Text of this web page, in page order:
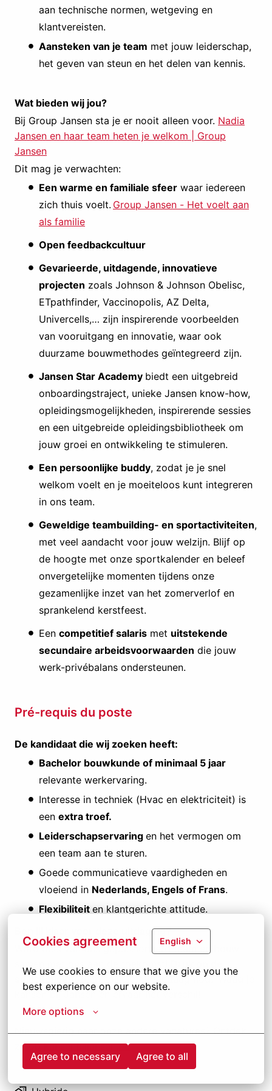
Cookies agreement English
We use cookies to ensure that we give you the
best experience on our website.
More options
Agree to necessary Agree to all
aan technische normen, wetgeving en
klantvereisten.
Aansteken van je team met jouw leiderschap,
het geven van steun en het delen van kennis.
Wat bieden wij jou?
Bij Group Jansen sta je er nooit alleen voor. Nadia
Jansen en haar team heten je welkom | Group
Jansen
Dit mag je verwachten:
Een warme en familiale sfeer waar iedereen
zich thuis voelt. Group Jansen - Het voelt aan
als familie
Open feedbackcultuur
Gevarieerde, uitdagende, innovatieve
projecten zoals Johnson & Johnson Obelisc,
ETpathfinder, Vaccinopolis, AZ Delta,
Univercells,… zijn inspirerende voorbeelden
van vooruitgang en innovatie, waar ook
duurzame bouwmethodes geïntegreerd zijn.
Jansen Star Academy biedt een uitgebreid
onboardingstraject, unieke Jansen know-how,
opleidingsmogelijkheden, inspirerende sessies
en een uitgebreide opleidingsbibliotheek om
jouw groei en ontwikkeling te stimuleren.
Een persoonlijke buddy, zodat je je snel
welkom voelt en je moeiteloos kunt integreren
in ons team.
Geweldige teambuilding- en sportactiviteiten,
met veel aandacht voor jouw welzijn. Blijf op
de hoogte met onze sportkalender en beleef
onvergetelijke momenten tijdens onze
gezamenlijke inzet van het zomerverlof en
sprankelend kerstfeest.
Een competitief salaris met uitstekende
secundaire arbeidsvoorwaarden die jouw
werk-privébalans ondersteunen.
Pré-requis du poste
De kandidaat die wij zoeken heeft:
Bachelor bouwkunde of minimaal 5 jaar
relevante werkervaring.
Interesse in techniek (Hvac en elektriciteit) is
een extra troef.
Leiderschapservaring en het vermogen om
een team aan te sturen.
Goede communicatieve vaardigheden en
vloeiend in Nederlands, Engels of Frans.
Flexibiliteit en klantgerichte attitude.
Ben jij klaar voor deze uitdaging?
Word deel van ons gepassioneerd team en bouw
sollicitatieknop en solliciteer vandaag nog. Waag je
kansen bij Jansen en ervaar het verschil!
Nieuwsgierig naar onze andere vacatures? Ontdek
ze opkansenbijjansen.be